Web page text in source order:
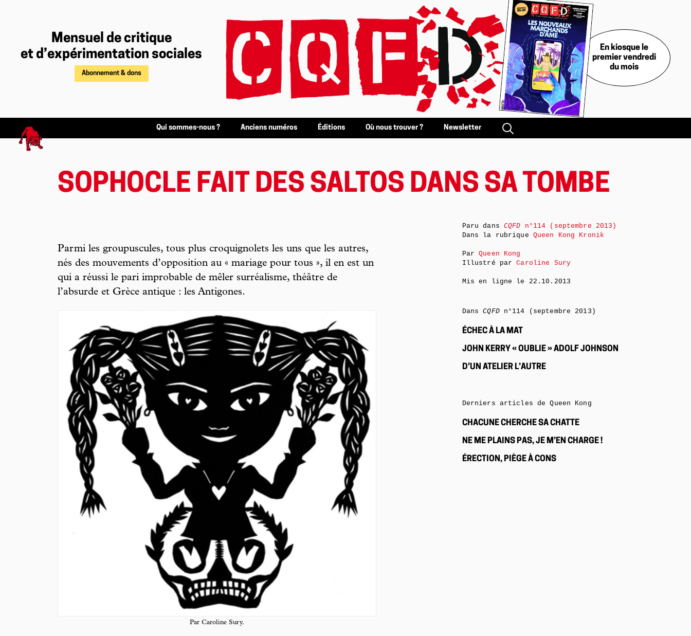
Mensuel de critique
et d’expérimentation sociales
Abonnement & dons
En kiosque le
premier vendredi
du mois
Qui sommes-nous ? Anciens numéros Éditions Où nous trouver ? Newsletter
SOPHOCLE FAIT DES SALTOS DANS SA TOMBE
Parmi les groupuscules, tous plus croquignolets les uns que les autres,
nés des mouvements d’opposition au « mariage pour tous », il en est un
qui a réussi le pari improbable de mêler surréalisme, théâtre de
l’absurde et Grèce antique : les Antigones.
Par Caroline Sury.
Paru dans CQFD n°114 (septembre 2013)
Dans la rubrique Queen Kong Kronik
ParQueen Kong
Illustré parCaroline Sury
Mis en ligne le 22.10.2013
DansCQFDn°114 (septembre 2013)
ÉCHEC À LA MAT
JOHN KERRY « OUBLIE » ADOLF JOHNSON
D’UN ATELIER L’AUTRE
Derniers articles de Queen Kong
CHACUNE CHERCHE SA CHATTE
NE ME PLAINS PAS, JE M’EN CHARGE !
ÉRECTION, PIÈGE À CONS